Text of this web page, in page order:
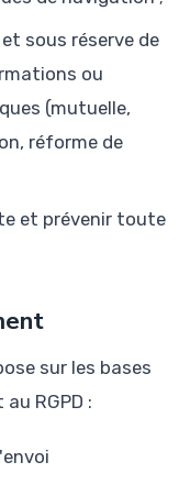
sous réserve de
ou
(mutuelle,
réforme de
et prévenir toute
sur les bases
RGPD :